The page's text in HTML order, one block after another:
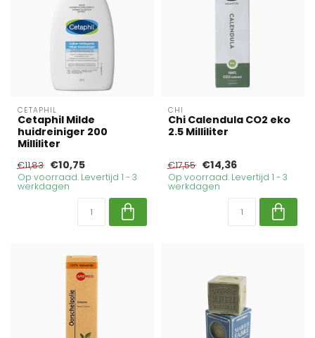
CETAPHIL
Cetaphil Milde
huidreiniger 200
Milliliter
€11,83 €10,75
Op voorraad. Levertijd 1 - 3
werkdagen
CHI
Chi Calendula CO2 eko
2.5 Milliliter
€17,55 €14,36
Op voorraad. Levertijd 1 - 3
werkdagen